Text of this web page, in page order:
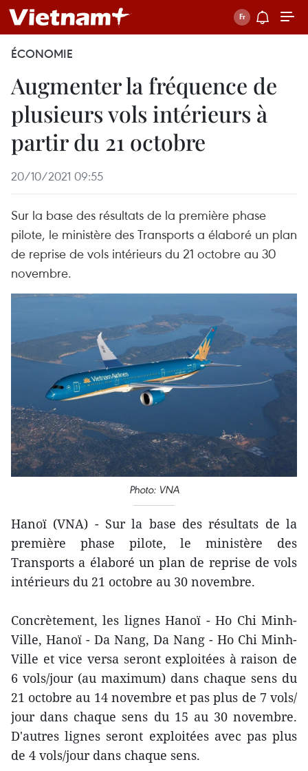
ÉCONOMIE
Augmenter la fréquence de
plusieurs vols intérieurs à
partir du 21 octobre
20/10/2021 09:55
Sur la base des résultats de la première phase
pilote, le ministère des Transports a élaboré un plan
de reprise de vols intérieurs du 21 octobre au 30
novembre.
Photo: VNA
Hanoï (VNA) - Sur la base des résultats de la
première phase pilote, le ministère des
Transports a élaboré un plan de reprise de vols
intérieurs du 21 octobre au 30 novembre.
Concrètement, les lignes Hanoï - Ho Chi Minh-
Ville, Hanoï - Da Nang, Da Nang - Ho Chi Minh-
Ville et vice versa seront exploitées à raison de
6 vols/jour (au maximum) dans chaque sens du
21 octobre au 14 novembre et pas plus de 7 vols/
jour dans chaque sens du 15 au 30 novembre.
D'autres lignes seront exploitées avec pas plus
de 4 vols/jour dans chaque sens.